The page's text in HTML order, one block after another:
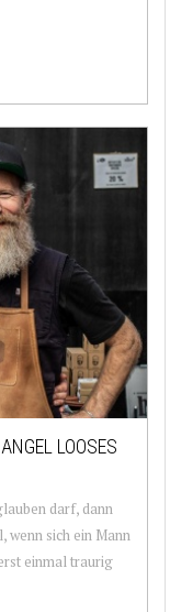
LOOSES
darf, dann
wenn sich ein Mann
einmal traurig